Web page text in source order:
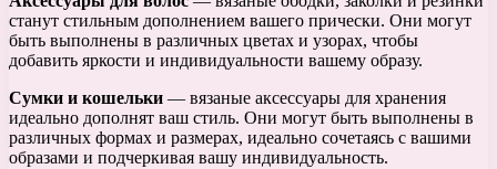
станут стильным дополнением вашего прически. Они могут
быть выполнены в различных цветах и узорах, чтобы
добавить яркости и индивидуальности вашему образу.
Сумки и кошельки — вязаные аксессуары для хранения
идеально дополнят ваш стиль. Они могут быть выполнены в
различных формах и размерах, идеально сочетаясь с вашими
образами и подчеркивая вашу индивидуальность.